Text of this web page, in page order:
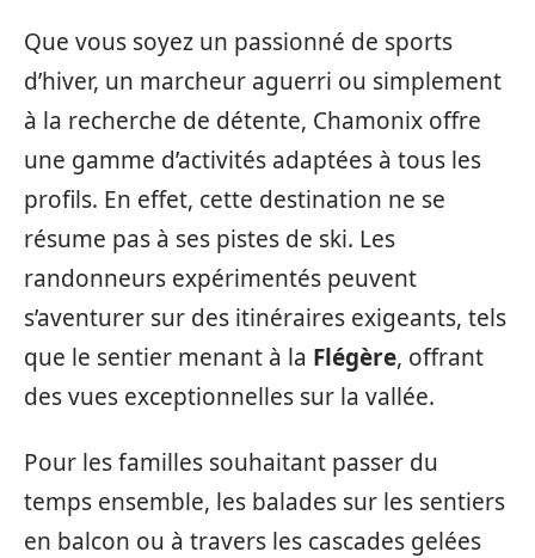
Que vous soyez un passionné de sports
d’hiver, un marcheur aguerri ou simplement
à la recherche de détente, Chamonix offre
une gamme d’activités adaptées à tous les
profils. En effet, cette destination ne se
résume pas à ses pistes de ski. Les
randonneurs expérimentés peuvent
s’aventurer sur des itinéraires exigeants, tels
que le sentier menant à la Flégère, offrant
des vues exceptionnelles sur la vallée.
Pour les familles souhaitant passer du
temps ensemble, les balades sur les sentiers
en balcon ou à travers les cascades gelées